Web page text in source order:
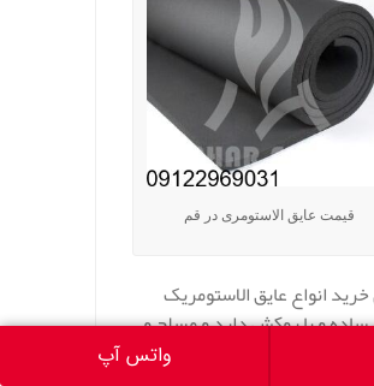
قیمت عایق الاستومری در قم
انواع عایق الاستومریک
ساده و با روکش دارد و مسلح و
با کارشناسان واحد فروش ماواتس آپ